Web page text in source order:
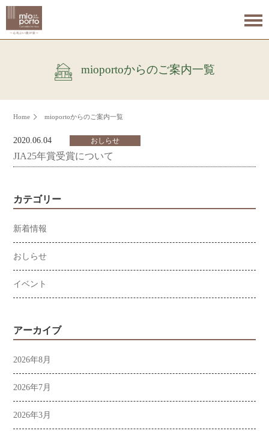
mioportoからのご案内一覧
Home mioportoからのご案内一覧
2020.06.04 おしらせ
JIA25年賞受賞について
カテゴリー
新着情報
おしらせ
イベント
アーカイブ
2026年8月
2026年7月
2026年3月